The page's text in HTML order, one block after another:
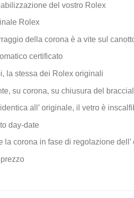
del vostro Rolex
Rolex
della corona è a vite sul
certificato
la stessa dei Rolex originali
su corona, su chiusura del
all’ originale, il vetro è
day-date
corona in fase di regolazione dell’